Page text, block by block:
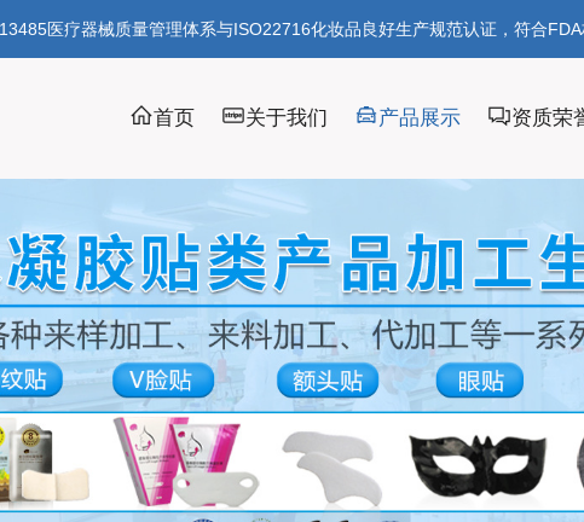
医疗器械质量管理体系与ISO22716化妆品良好生产规范认证，符合
首页 关于我们 产品展示 资质荣